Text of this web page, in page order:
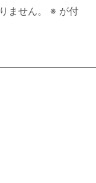
ません。 ※ が付